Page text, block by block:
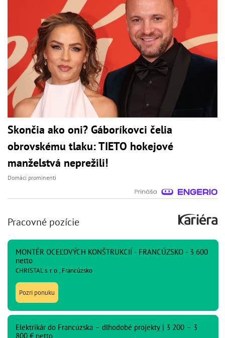
Skončia ako oni? Gáboríkovci čelia
obrovskému tlaku: TIETO hokejové
manželstvá neprežili!
Domáci prominenti
Pracovné pozície
MONTÉR OCEĽOVÝCH KONŠTRUKCIÍ - FRANCÚZSKO - 3 600
netto
CHRISTAL s. r. o., Francúzsko
Pozri ponuku
Elektrikár do Francúzska – dlhodobé projekty | 3 200 – 3
800 € netto